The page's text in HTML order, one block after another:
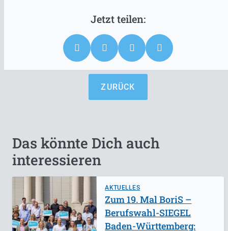
ZURÜCK
Das könnte Dich auch
interessieren
AKTUELLES
Zum 19. Mal BoriS –
Berufswahl-SIEGEL
Baden-Württemberg: